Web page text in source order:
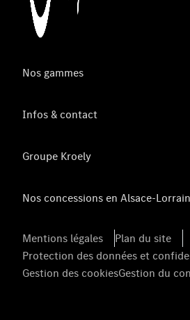
Nos gammes
Infos & contact
Groupe Kroely
Nos concessions en Alsace-
Mentions légales
Plan du site
Protection des données et
Gestion des cookiesGestion du